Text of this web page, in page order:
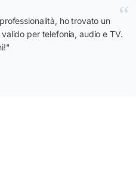
“
ho trovato un
per telefonia, audio e TV.